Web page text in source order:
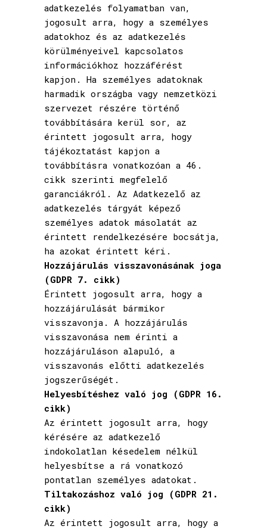
adatkezelés folyamatban van,
jogosult arra, hogy a személyes
adatokhoz és az adatkezelés
körülményeivel kapcsolatos
információkhoz hozzáférést
kapjon. Ha személyes adatoknak
harmadik országba vagy nemzetközi
szervezet részére történő
továbbítására kerül sor, az
érintett jogosult arra, hogy
tájékoztatást kapjon a
továbbításra vonatkozóan a 46.
cikk szerinti megfelelő
garanciákról. Az Adatkezelő az
adatkezelés tárgyát képező
személyes adatok másolatát az
érintett rendelkezésére bocsátja,
ha azokat érintett kéri.
Hozzájárulás visszavonásának joga
(GDPR 7. cikk)
Érintett jogosult arra, hogy a
hozzájárulását bármikor
visszavonja. A hozzájárulás
visszavonása nem érinti a
hozzájáruláson alapuló, a
visszavonás előtti adatkezelés
jogszerűségét.
Helyesbítéshez való jog (GDPR 16.
cikk)
Az érintett jogosult arra, hogy
kérésére az adatkezelő
indokolatlan késedelem nélkül
helyesbítse a rá vonatkozó
pontatlan személyes adatokat.
Tiltakozáshoz való jog (GDPR 21.
cikk)
Az érintett jogosult arra, hogy a